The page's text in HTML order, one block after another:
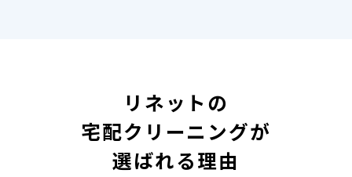
リネットの
宅配クリーニングが
選ばれる理由